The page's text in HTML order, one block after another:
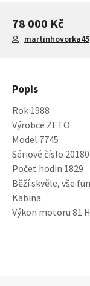
78 000 Kč
martinhovorka45
Popis
Rok 1988
Výrobce ZETO
Model 7745
Sériové číslo
Počet hodin 1829
Běží skvěle, vše
Kabina
Výkon motoru 81